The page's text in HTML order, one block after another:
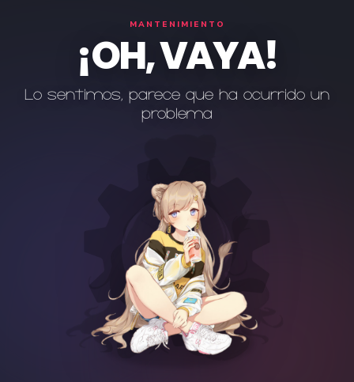
MANTENIMIENTO
¡OH, VAYA!
Lo sentimos, parece que ha ocurrido un
problema